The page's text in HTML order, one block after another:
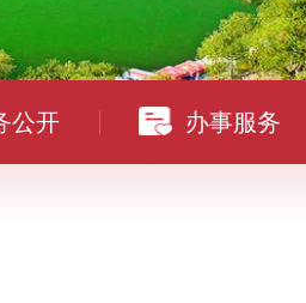
公开 办事服务